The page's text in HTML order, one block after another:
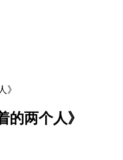
两个人》